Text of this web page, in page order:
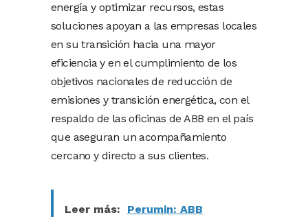
energía y optimizar recursos, estas
soluciones apoyan a las empresas locales
en su transición hacia una mayor
eficiencia y en el cumplimiento de los
objetivos nacionales de reducción de
emisiones y transición energética, con el
respaldo de las oficinas de ABB en el país
que aseguran un acompañamiento
cercano y directo a sus clientes.
Leer más:
Perumin: ABB